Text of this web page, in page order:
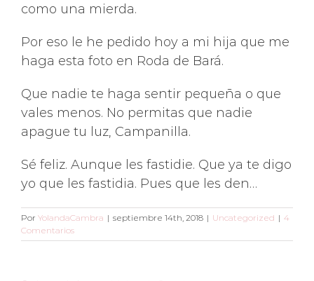
como una mierda.
Por eso le he pedido hoy a mi hija que me
haga esta foto en Roda de Bará.
Que nadie te haga sentir pequeña o que
vales menos. No permitas que nadie
apague tu luz, Campanilla.
Sé feliz. Aunque les fastidie. Que ya te digo
yo que les fastidia. Pues que les den…
Por YolandaCambra | septiembre 14th, 2018 | Uncategorized | 4
Comentarios